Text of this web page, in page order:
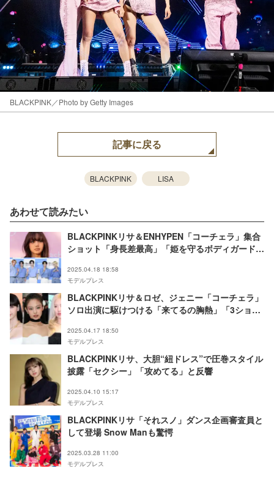
BLACKPINK／Photo by Getty Images
記事に戻る
BLACKPINK LISA
あわせて読みたい
BLACKPINKリサ＆ENHYPEN「コーチェラ」集合
ショット「身長差最高」「姫を守るボディガード」
2025.04.18 18:58
モデルプレス
BLACKPINKリサ＆ロゼ、ジェニー「コーチェラ」
ソロ出演に駆けつける「来てるの胸熱」「3ショッ
2025.04.17 18:50
モデルプレス
BLACKPINKリサ、大胆“紐ドレス”で圧巻スタイル
披露「セクシー」「攻めてる」と反響
2025.04.10 15:17
モデルプレス
BLACKPINKリサ「それスノ」ダンス企画審査員と
して登場 Snow Manも驚愕
2025.03.28 11:00
モデルプレス